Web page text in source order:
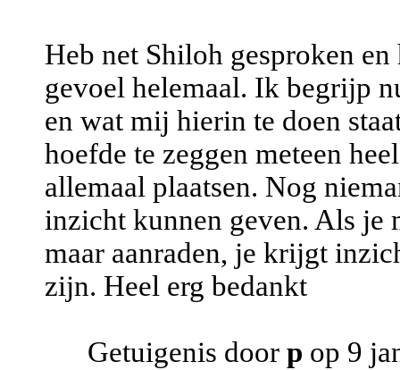
Heb net Shiloh gesproken
gevoel helemaal. Ik begrijp
en wat mij hierin te doen
hoefde te zeggen meteen
allemaal plaatsen. Nog
inzicht kunnen geven. Als je
maar aanraden, je krijgt
zijn. Heel erg bedankt
Getuigenis door p op 9